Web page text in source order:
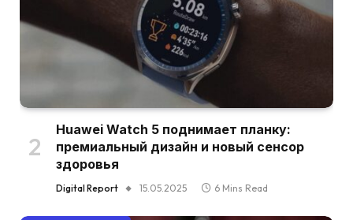
Huawei Watch 5 поднимает планку:
премиальный дизайн и новый сенсор
здоровья
Digital Report 15.05.2025 6 Mins Read